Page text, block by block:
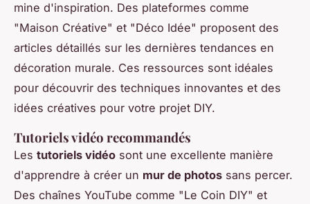
mine d'inspiration. Des plateformes comme
"Maison Créative" et "Déco Idée" proposent des
articles détaillés sur les dernières tendances en
décoration murale. Ces ressources sont idéales
pour découvrir des techniques innovantes et des
idées créatives pour votre projet DIY.
Tutoriels vidéo recommandés
Les tutoriels vidéo sont une excellente manière
d'apprendre à créer un mur de photos sans percer.
Des chaînes YouTube comme "Le Coin DIY" et